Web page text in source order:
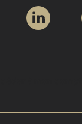
Accéder à mon compte